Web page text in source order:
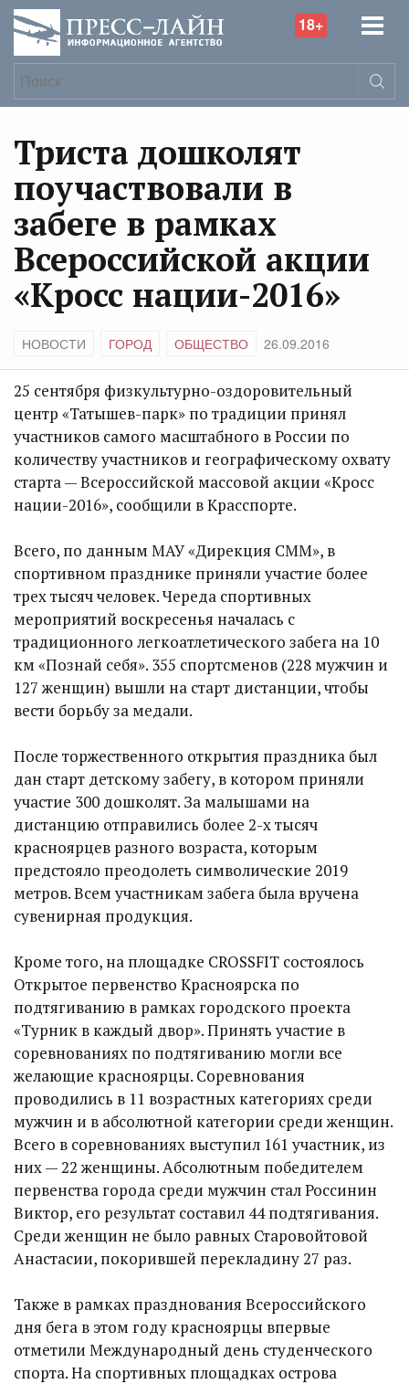
18+
Триста дошколят
поучаствовали в
забеге в рамках
Всероссийской акции
«Кросс нации-2016»
НОВОСТИ ГОРОД ОБЩЕСТВО 26.09.2016
25 сентября физкультурно-оздоровительный
центр «Татышев-парк» по традиции принял
участников самого масштабного в России по
количеству участников и географическому охвату
старта — Всероссийской массовой акции «Кросс
нации-2016», сообщили в Красспорте.
Всего, по данным МАУ «Дирекция СММ», в
спортивном празднике приняли участие более
трех тысяч человек. Череда спортивных
мероприятий воскресенья началась с
традиционного легкоатлетического забега на 10
км «Познай себя». 355 спортсменов (228 мужчин и
127 женщин) вышли на старт дистанции, чтобы
вести борьбу за медали.
После торжественного открытия праздника был
дан старт детскому забегу, в котором приняли
участие 300 дошколят. За малышами на
дистанцию отправились более 2-х тысяч
красноярцев разного возраста, которым
предстояло преодолеть символические 2019
метров. Всем участникам забега была вручена
сувенирная продукция.
Кроме того, на площадке CROSSFIT состоялось
Открытое первенство Красноярска по
подтягиванию в рамках городского проекта
«Турник в каждый двор». Принять участие в
соревнованиях по подтягиванию могли все
желающие красноярцы. Соревнования
проводились в 11 возрастных категориях среди
мужчин и в абсолютной категории среди женщин.
Всего в соревнованиях выступил 161 участник, из
них — 22 женщины. Абсолютным победителем
первенства города среди мужчин стал Россинин
Виктор, его результат составил 44 подтягивания.
Среди женщин не было равных Старовойтовой
Анастасии, покорившей перекладину 27 раз.
Также в рамках празднования Всероссийского
дня бега в этом году красноярцы впервые
отметили Международный день студенческого
спорта. На спортивных площадках острова